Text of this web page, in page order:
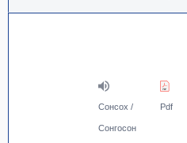
Сонсох /
Сонгосон
Pdf